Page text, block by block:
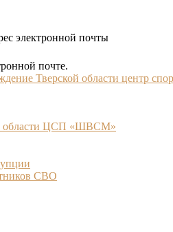
электронной почты
почте.
Тверской области центр
области ЦСП «ШВСМ»
СВО